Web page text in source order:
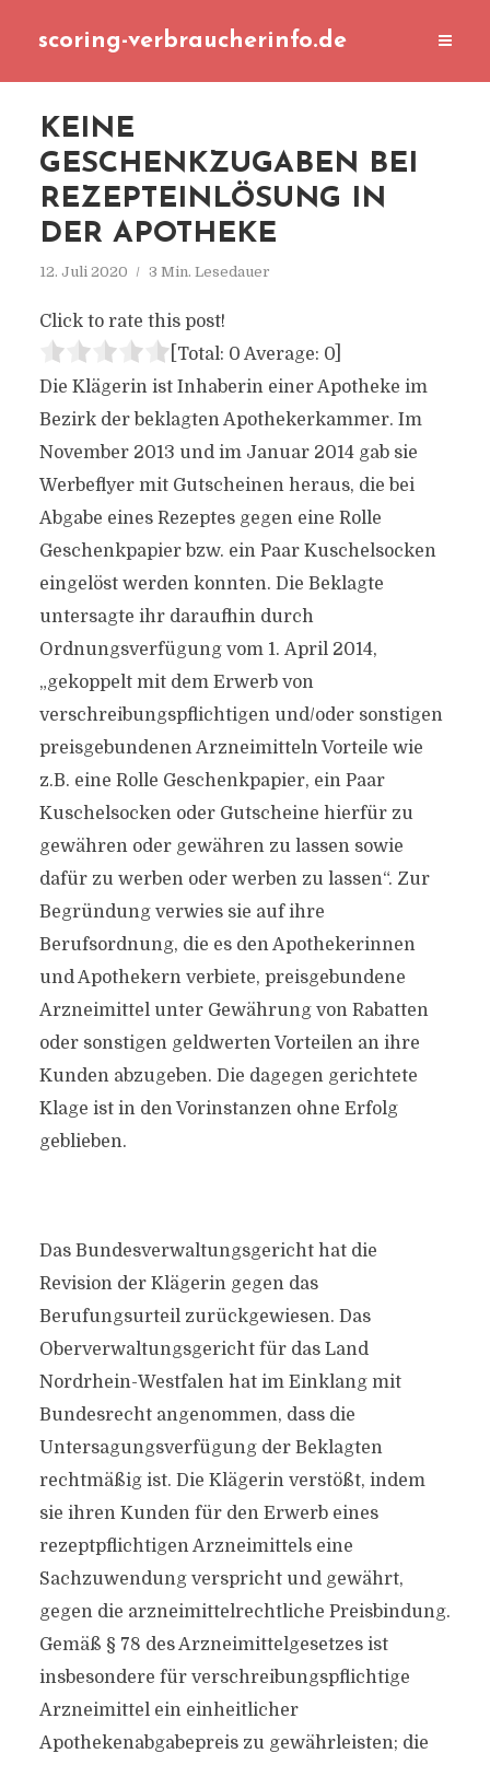
scoring-verbraucherinfo.de
KEINE
GESCHENKZUGABEN BEI
REZEPTEINLÖSUNG IN
DER APOTHEKE
12. Juli 2020 3 Min. Lesedauer
Click to rate this post!
[Total: 0 Average: 0]
Die Klägerin ist Inhaberin einer Apotheke im
Bezirk der beklagten Apothekerkammer. Im
November 2013 und im Januar 2014 gab sie
Werbeflyer mit Gutscheinen heraus, die bei
Abgabe eines Rezeptes gegen eine Rolle
Geschenkpapier bzw. ein Paar Kuschelsocken
eingelöst werden konnten. Die Beklagte
untersagte ihr daraufhin durch
Ordnungsverfügung vom 1. April 2014,
„gekoppelt mit dem Erwerb von
verschreibungspflichtigen und/oder sonstigen
preisgebundenen Arzneimitteln Vorteile wie
z.B. eine Rolle Geschenkpapier, ein Paar
Kuschelsocken oder Gutscheine hierfür zu
gewähren oder gewähren zu lassen sowie
dafür zu werben oder werben zu lassen“. Zur
Begründung verwies sie auf ihre
Berufsordnung, die es den Apothekerinnen
und Apothekern verbiete, preisgebundene
Arzneimittel unter Gewährung von Rabatten
oder sonstigen geldwerten Vorteilen an ihre
Kunden abzugeben. Die dagegen gerichtete
Klage ist in den Vorinstanzen ohne Erfolg
geblieben.
Das Bundesverwaltungsgericht hat die
Revision der Klägerin gegen das
Berufungsurteil zurückgewiesen. Das
Oberverwaltungsgericht für das Land
Nordrhein-Westfalen hat im Einklang mit
Bundesrecht angenommen, dass die
Untersagungsverfügung der Beklagten
rechtmäßig ist. Die Klägerin verstößt, indem
sie ihren Kunden für den Erwerb eines
rezeptpflichtigen Arzneimittels eine
Sachzuwendung verspricht und gewährt,
gegen die arzneimittelrechtliche Preisbindung.
Gemäß § 78 des Arzneimittelgesetzes ist
insbesondere für verschreibungspflichtige
Arzneimittel ein einheitlicher
Apothekenabgabepreis zu gewährleisten; die